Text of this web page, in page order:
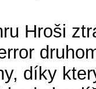
Hroši
díky